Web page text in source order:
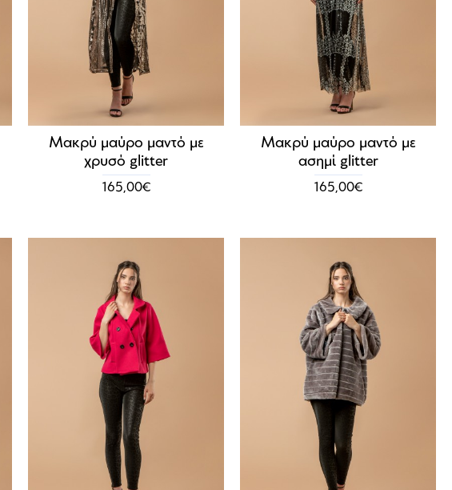
Μακρύ μαύρο μαντό με
χρυσό glitter
165,00€
Μακρύ μαύρο μαντό με
ασημί glitter
165,00€